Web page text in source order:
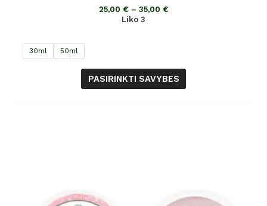
25,00 €– 35,00 €
Liko 3
30ml 50ml
PASIRINKTI SAVYBES